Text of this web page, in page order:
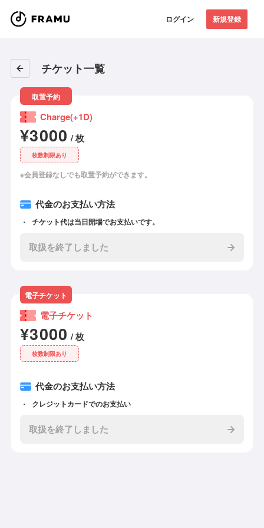
ログイン 新規登録
チケット一覧
取置予約
Charge(+1D)
¥3000 / 枚
枚数制限あり
※会員登録なしでも取置予約ができます。
代金のお支払い方法
チケット代は当日開場でお支払いです。
取扱を終了しました
電子チケット
電子チケット
¥3000 / 枚
枚数制限あり
代金のお支払い方法
クレジットカードでのお支払い
取扱を終了しました